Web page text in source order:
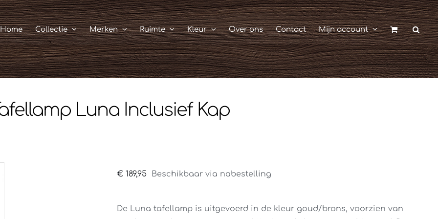
Home Collectie Merken Ruimte Kleur Over ons Contact Mijn account
Luna Inclusief Kap
€ 189,95 Beschikbaar via nabestelling
De Luna tafellamp is uitgevoerd in de kleur goud/brons, voorzien van